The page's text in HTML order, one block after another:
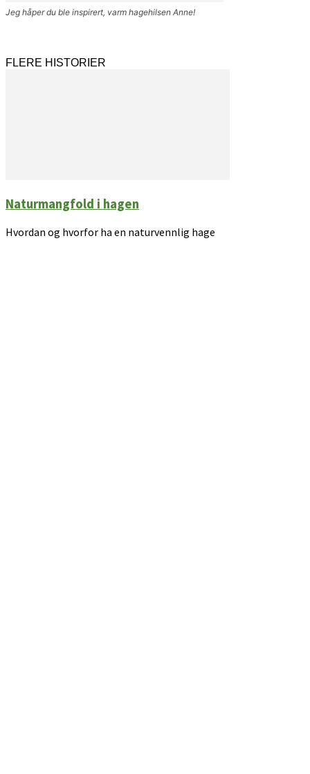
Jeg håper du ble inspirert, varm hagehilsen Anne!
FLERE HISTORIER
Naturmangfold i hagen
Hvordan og hvorfor ha en naturvennlig hage